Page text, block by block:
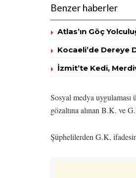
Benzer haberler
Atlas’ın Göç
Kocaeli’de Dereye
İzmit’te Kedi,
Sosyal medya
gözaltına alınan B.K. ve
Şüphelilerden G.K,